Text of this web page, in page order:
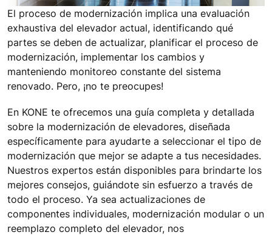
El proceso de modernización implica una evaluación
exhaustiva del elevador actual, identificando qué
partes se deben de actualizar, planificar el proceso de
modernización, implementar los cambios y
manteniendo monitoreo constante del sistema
renovado. Pero, ¡no te preocupes!
En KONE te ofrecemos una guía completa y detallada
sobre la modernización de elevadores, diseñada
específicamente para ayudarte a seleccionar el tipo de
modernización que mejor se adapte a tus necesidades.
Nuestros expertos están disponibles para brindarte los
mejores consejos, guiándote sin esfuerzo a través de
todo el proceso. Ya sea actualizaciones de
componentes individuales, modernización modular o un
reemplazo completo del elevador, nos